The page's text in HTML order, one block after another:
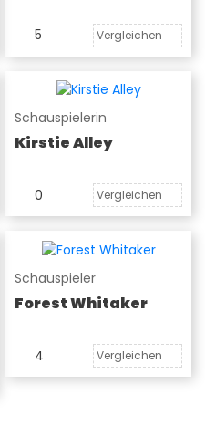
5 Vergleichen
Schauspielerin
Kirstie Alley
0 Vergleichen
Schauspieler
Forest Whitaker
4 Vergleichen